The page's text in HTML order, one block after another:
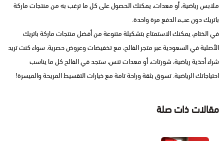
ملابس رياضية، أو معدات، يمكنك الحصول على كل ما ترغب به من منتجات ماركة
باتريك دون عبء الدفع مرة واحدة.
في الختام، يمكنك الاستمتاع بتشكيلة متنوعة من أفضل منتجات ماركة باتريك
الأصلية في السعودية عبر متجر الفالح، مع تخفيضات وعروض حصرية. سواء كنت تريد
شراء أحذية رياضية، شورتات، أو معدات تنس، ستجد في الفالح كل ما يناسب
احتياجاتك الرياضية. تسوق بثقة وراحة تامة مع خيارات التقسيط المريحة والميسرة!
مقالات ذات صلة